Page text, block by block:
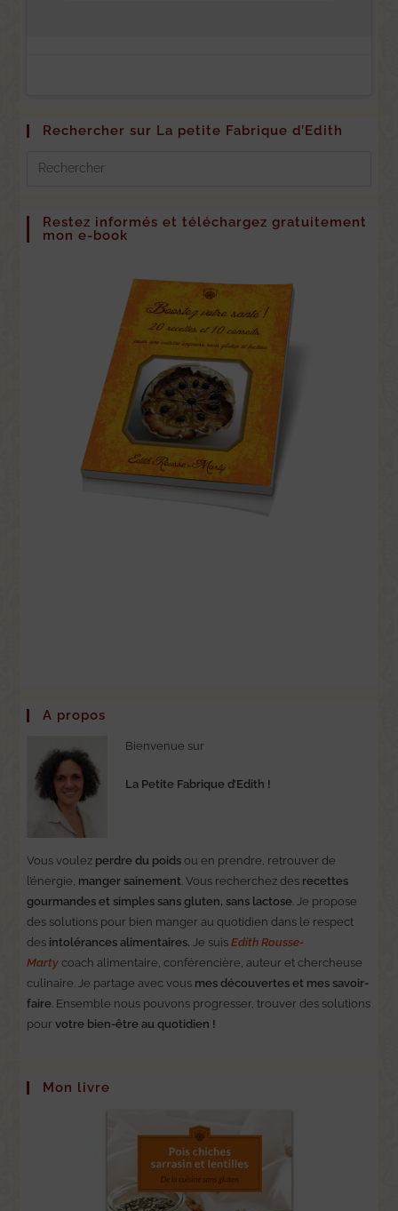
Rechercher sur La petite Fabrique d’Edith
Restez informés et téléchargez gratuitement
mon e-book
A propos
Bienvenue sur
La Petite Fabrique d’Edith !
Vous voulez perdre du poids ou en prendre, retrouver de
l’énergie, manger sainement . Vous recherchez des recettes
gourmandes et simples sans gluten, sans lactose . Je propose
des solutions pour bien manger au quotidien dans le respect
des intolérances alimentaires. Je suisEdith Rousse-
Marty coach alimentaire, conférencière, auteur et chercheuse
culinaire. Je partage avec vous mes découvertes et mes savoir-
faire . Ensemble nous pouvons progresser, trouver des solutions
pour votre bien-être au quotidien !
Mon livre